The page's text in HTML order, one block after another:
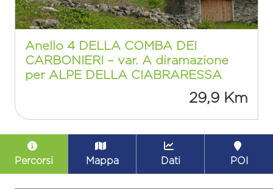
Anello 4 DELLA COMBA DEI
CARBONIERI – var. A diramazione
per ALPE DELLA CIABRARESSA
29,9 Km
Percorsi Mappa Dati POI